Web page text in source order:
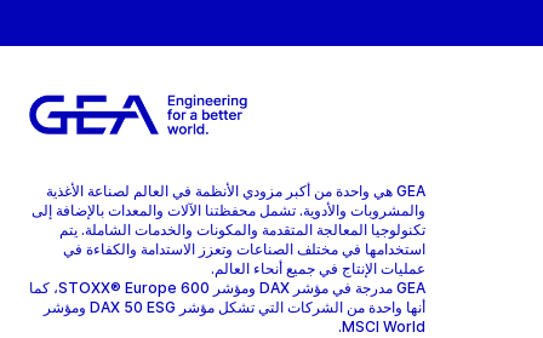
GEA هي واحدة من أكبر مزودي الأنظمة في العالم لصناعة الأغذية
والمشروبات والأدوية. تشمل محفظتنا الآلات والمعدات بالإضافة إلى
تكنولوجيا المعالجة المتقدمة والمكونات والخدمات الشاملة. يتم
استخدامها في مختلف الصناعات وتعزز الاستدامة والكفاءة في
عمليات الإنتاج في جميع أنحاء العالم.
GEA مدرجة في مؤشر DAX ومؤشر STOXX® Europe 600، كما
أنها واحدة من الشركات التي تشكل مؤشر DAX 50 ESG ومؤشر
MSCI World.